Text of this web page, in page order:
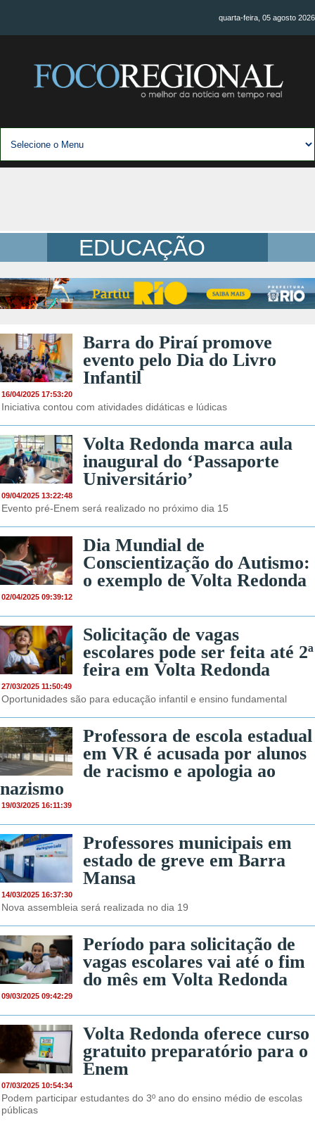
quarta-feira, 05 agosto 2026
EDUCAÇÃO
Barra do Piraí promove
evento pelo Dia do Livro
Infantil
16/04/2025 17:53:20
Iniciativa contou com atividades didáticas e lúdicas
Volta Redonda marca aula
inaugural do ‘Passaporte
Universitário’
09/04/2025 13:22:48
Evento pré-Enem será realizado no próximo dia 15
Dia Mundial de
Conscientização do Autismo:
o exemplo de Volta Redonda
02/04/2025 09:39:12
Solicitação de vagas
escolares pode ser feita até 2ª
feira em Volta Redonda
27/03/2025 11:50:49
Oportunidades são para educação infantil e ensino fundamental
Professora de escola estadual
em VR é acusada por alunos
de racismo e apologia ao
nazismo
19/03/2025 16:11:39
Professores municipais em
estado de greve em Barra
Mansa
14/03/2025 16:37:30
Nova assembleia será realizada no dia 19
Período para solicitação de
vagas escolares vai até o fim
do mês em Volta Redonda
09/03/2025 09:42:29
Volta Redonda oferece curso
gratuito preparatório para o
Enem
07/03/2025 10:54:34
Podem participar estudantes do 3º ano do ensino médio de escolas
públicas